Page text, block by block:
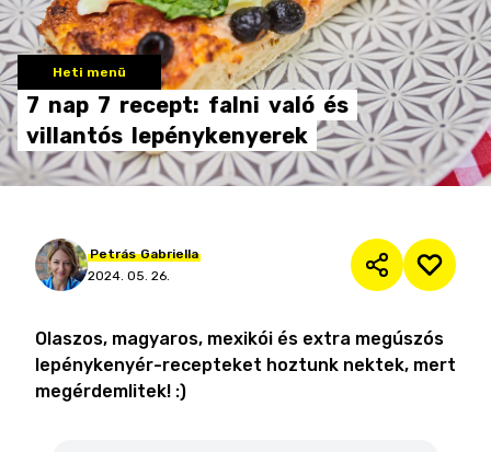
Heti menü
7 nap 7 recept: falni való és
villantós lepénykenyerek
Petrás Gabriella
2024. 05. 26.
Olaszos, magyaros, mexikói és extra megúszós
lepénykenyér-recepteket hoztunk nektek, mert
megérdemlitek! :)